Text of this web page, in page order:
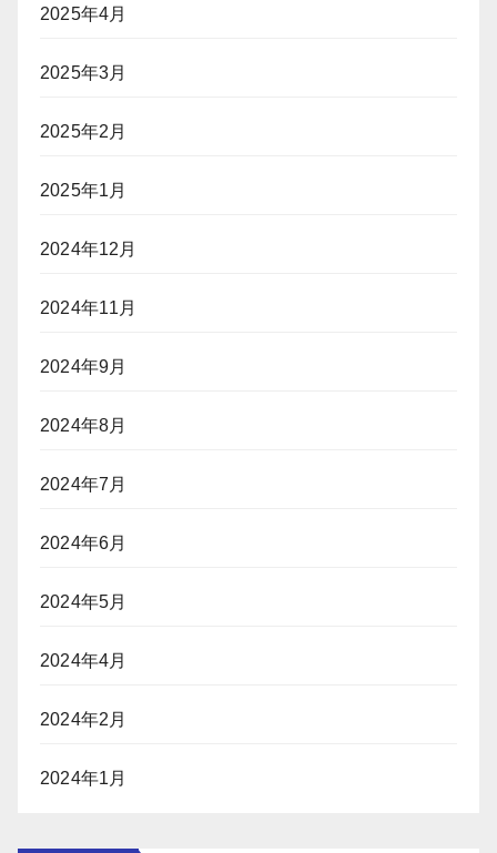
2025年4月
2025年3月
2025年2月
2025年1月
2024年12月
2024年11月
2024年9月
2024年8月
2024年7月
2024年6月
2024年5月
2024年4月
2024年2月
2024年1月